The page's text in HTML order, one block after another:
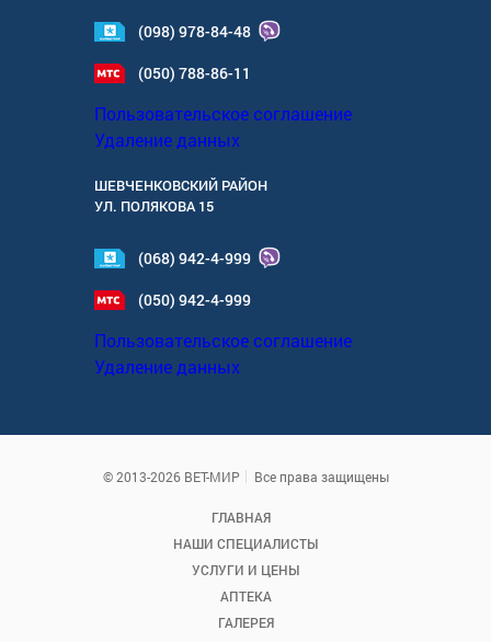
(098) 978-84-48
(050) 788-86-11
Пользовательское соглашение
Удаление данных
ШЕВЧЕНКОВСКИЙ РАЙОН
УЛ. ПОЛЯКОВА 15
(068) 942-4-999
(050) 942-4-999
Пользовательское соглашение
Удаление данных
© 2013-2026 ВЕТ-МИР Все права защищены
ГЛАВНАЯ
НАШИ СПЕЦИАЛИСТЫ
УСЛУГИ И ЦЕНЫ
АПТЕКА
ГАЛЕРЕЯ